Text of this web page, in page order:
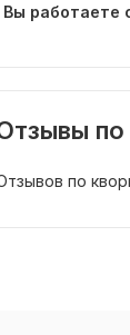
Вы работаете
по
по